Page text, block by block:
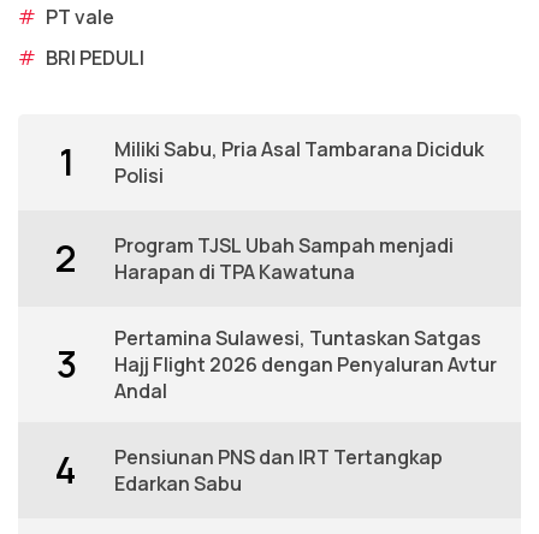
# PT vale
# BRI PEDULI
1
Miliki Sabu, Pria Asal Tambarana Diciduk
Polisi
2
Program TJSL Ubah Sampah menjadi
Harapan di TPA Kawatuna
3
Pertamina Sulawesi, Tuntaskan Satgas
Hajj Flight 2026 dengan Penyaluran Avtur
Andal
4
Pensiunan PNS dan IRT Tertangkap
Edarkan Sabu